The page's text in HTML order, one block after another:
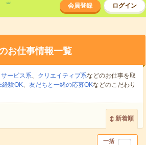
会員登録 ログイン
お仕事情報一覧
ービス系、 クリエイティブ系などのお仕事を取
経験OK、 友だちと一緒の応募OKなどのこだわり
新着順
一括